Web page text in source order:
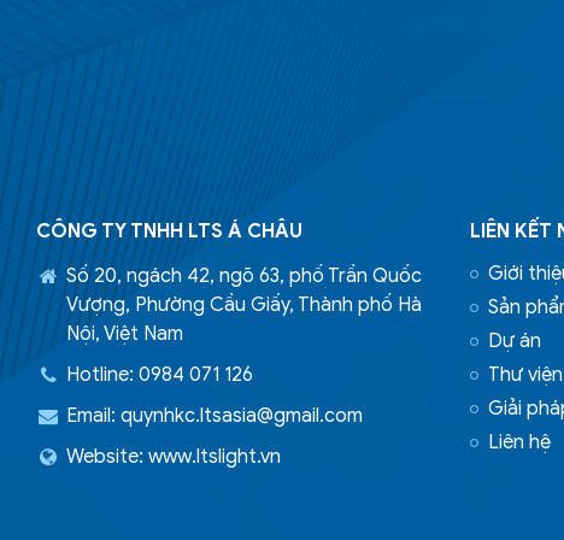
CÔNG TY TNHH LTS Á CHÂU
Số 20, ngách 42, ngõ 63, phố Trần Quốc
Vượng, Phường Cầu Giấy, Thành phố Hà
Nội, Việt Nam
Hotline: 0984 071 126
Email: quynhkc.ltsasia@gmail.com
Website: www.ltslight.vn
LIÊN KẾT
Giới
Sản
Dự án
Thư
Giải
Liên hệ